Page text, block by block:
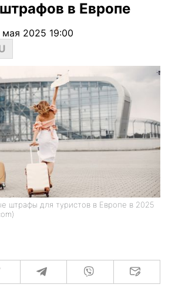
в Европе
мая 2025 19:00
штрафы для туристов в Европе в 2025